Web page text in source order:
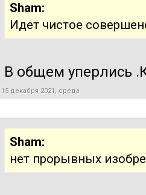
Sham:
Идет чистое
В общем уперлись
15 декабря 2021, среда
Sham:
нет прорывных